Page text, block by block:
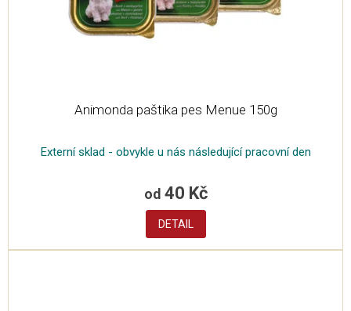
Animonda paštika pes Menue 150g
Externí sklad - obvykle u nás následující pracovní den
od40 Kč
DETAIL